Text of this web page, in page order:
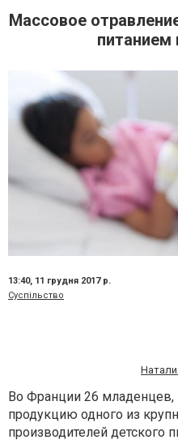
Массовое
питанием
13:40, 11 грудня 2017 р.
Суспільство
Во Франции 26 младенцев,
продукцию одного из
производителей детского